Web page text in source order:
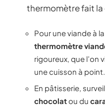
thermomètre fait la
Pour une viande à
thermomètre
rigoureux, que l’on
une cuisson à point.
En pâtisserie,
chocolatou du